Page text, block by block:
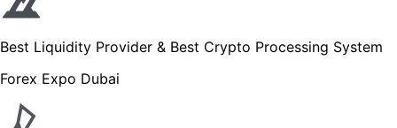
Best Liquidity Provider & Best Crypto Processing System
Forex Expo Dubai